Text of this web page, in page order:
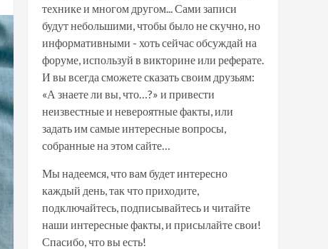
технике и многом другом... Сами записи
будут небольшими, чтобы было не скучно, но
информативными - хоть сейчас обсуждай на
форуме, используй в викторине или реферате.
И вы всегда сможете сказать своим друзьям:
«А знаете ли вы, что…?» и привести
неизвестные и невероятные факты, или
задать им самые интересные вопросы,
собранные на этом сайте…
Мы надеемся, что вам будет интересно
каждый день, так что приходите,
подключайтесь, подписывайтесь и читайте
наши интересные факты, и присылайте свои!
Спасибо, что вы есть!